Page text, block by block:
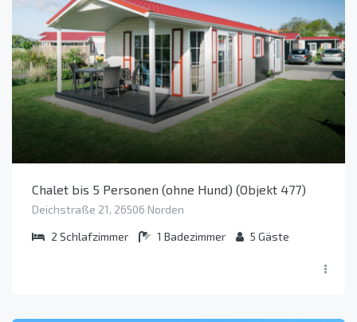
Chalet bis 5 Personen (ohne Hund) (Objekt 477)
Deichstraße 21, 26506 Norden
2 Schlafzimmer 1 Badezimmer 5 Gäste